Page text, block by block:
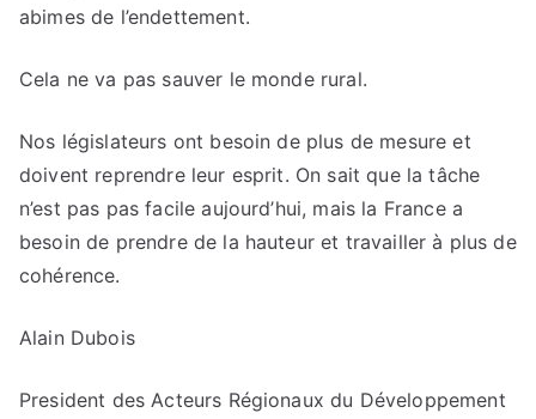
abimes de l’endettement.
Cela ne va pas sauver le monde rural.
Nos législateurs ont besoin de plus de mesure et
doivent reprendre leur esprit. On sait que la tâche
n’est pas pas facile aujourd’hui, mais la France a
besoin de prendre de la hauteur et travailler à plus de
cohérence.
Alain Dubois
President des Acteurs Régionaux du Développement